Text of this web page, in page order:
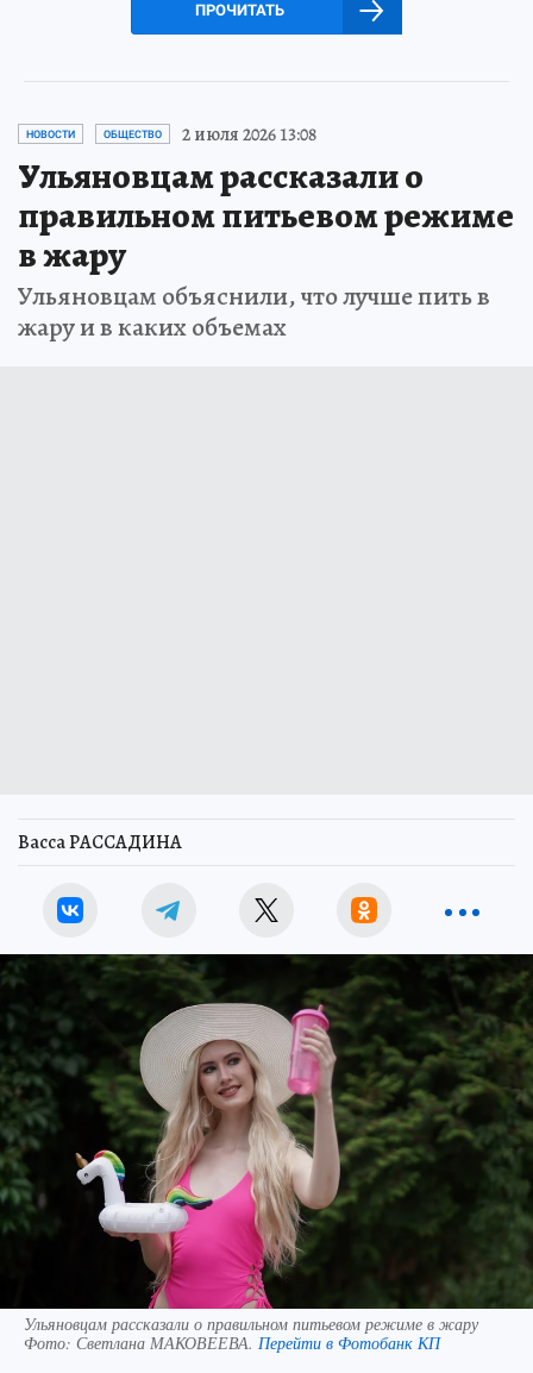
ПРОЧИТАТЬ
НОВОСТИ ОБЩЕСТВО 2 июля 2026 13:08
Ульяновцам рассказали о
правильном питьевом режиме
в жару
Ульяновцам объяснили, что лучше пить в
жару и в каких объемах
Васса РАССАДИНА
Ульяновцам рассказали о правильном питьевом режиме в жару
Фото: Светлана МАКОВЕЕВА. Перейти в Фотобанк КП